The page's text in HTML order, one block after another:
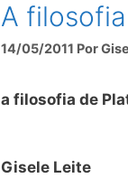
A
14/05/2011 Por
a filosofia de
Gisele Leite